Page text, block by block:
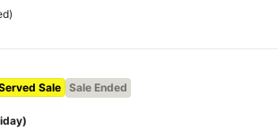
Sale Sale Ended
)